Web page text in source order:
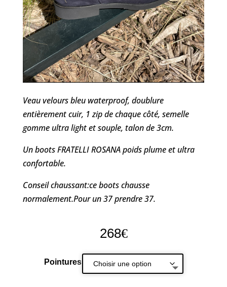
Veau velours bleu waterproof, doublure
entièrement cuir, 1 zip de chaque côté, semelle
gomme ultra light et souple, talon de 3cm.
Un boots FRATELLI ROSANA poids plume et ultra
confortable.
Conseil chaussant:ce boots chausse
normalement.Pour un 37 prendre 37.
268€
Pointures